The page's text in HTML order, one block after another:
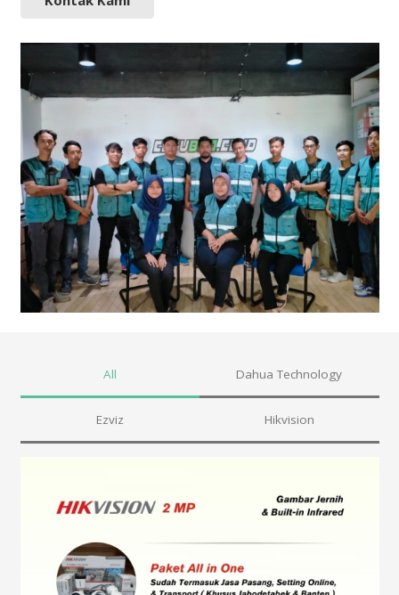
All Dahua Technology
Ezviz Hikvision